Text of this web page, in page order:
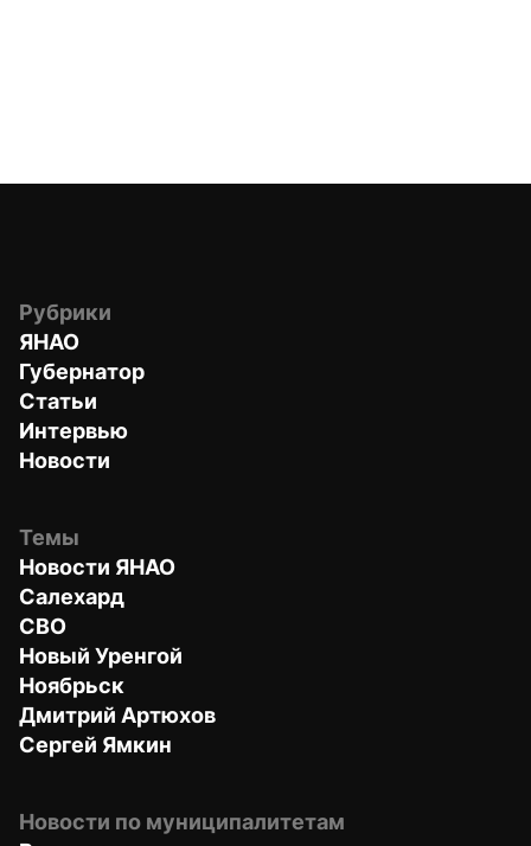
Рубрики
ЯНАО
Губернатор
Статьи
Интервью
Новости
Темы
Новости ЯНАО
Салехард
СВО
Новый Уренгой
Ноябрьск
Дмитрий Артюхов
Сергей Ямкин
Новости по муниципалитетам